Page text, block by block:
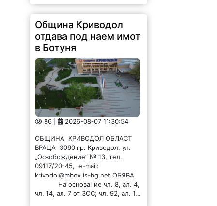
Община Криводол
отдава под наем имот
в Ботуня
86 | 2026-08-07 11:30:54
ОБЩИНА КРИВОДОЛ ОБЛАСТ
ВРАЦА 3060 гр. Криводол, ул.
„Освобождение” № 13, тел.
09117/20-45, e-mail:
krivodol@mbox.is-bg.net ОБЯВА
На основание чл. 8, ал. 4,
чл. 14, ал. 7 от ЗОС; чл. 92, ал. 1...